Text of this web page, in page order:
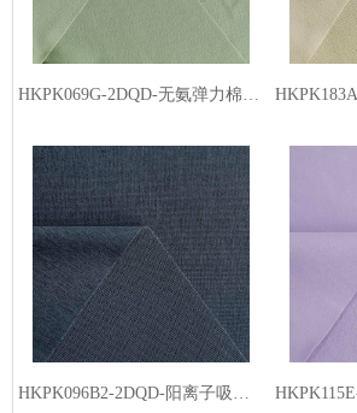
HKPK069G-2DQD-无氨弹力棉感面料5#-吸光发热
HKPK096B2-2DQD-阳离子吸湿速干棉感雪柳-吸光发热